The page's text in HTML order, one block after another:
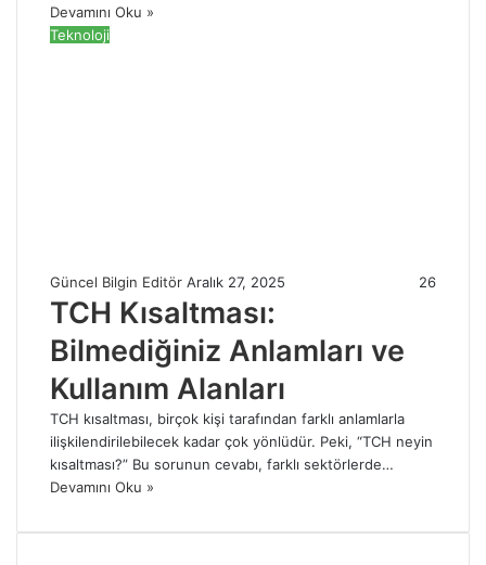
Devamını Oku »
Teknoloji
Güncel Bilgin Editör Aralık 27, 2025 26
TCH Kısaltması:
Bilmediğiniz Anlamları ve
Kullanım Alanları
TCH kısaltması, birçok kişi tarafından farklı anlamlarla
ilişkilendirilebilecek kadar çok yönlüdür. Peki, “TCH neyin
kısaltması?” Bu sorunun cevabı, farklı sektörlerde…
Devamını Oku »